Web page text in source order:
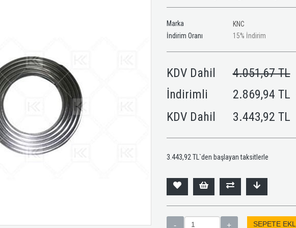
Marka
KNC
İndirim Oranı
%
15 İndirim
KDV Dahil
4.051,67 TL
İndirimli
2.869,94 TL
KDV Dahil 3.443,92 TL
3.443,92 TL `den başlayan taksitlerle